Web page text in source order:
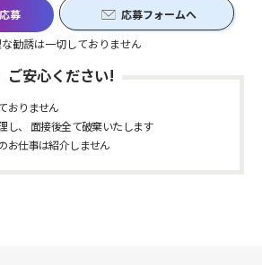
募
応募フォームへ
勧誘は一切しておりません
ご安心ください!
おりません
し、 面接後全て破棄いたします
お仕事は紹介しません